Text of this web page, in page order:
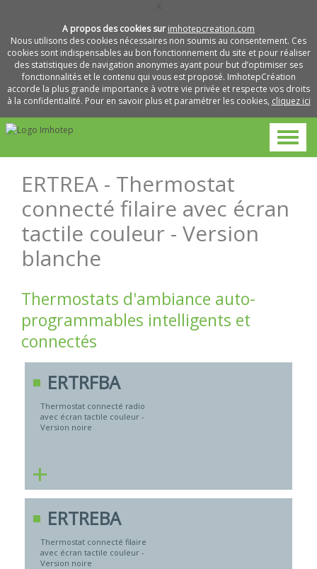
A propos des cookies sur imhotepcreation.com
Nous utilisons des cookies nécessaires non soumis au consentement. Ces
cookies sont indispensables au bon fonctionnement du site et pour réaliser
des statistiques de navigation anonymes ayant pour but d’optimiser ses
fonctionnalités et le contenu qui vous est proposé. ImhotepCréation
accorde la plus grande importance à votre vie privée et respecte vos droits
à la confidentialité. Pour en savoir plus et paramétrer les cookies, cliquez ici
ERTREA - Thermostat
connecté filaire avec écran
tactile couleur - Version
blanche
Thermostats d'ambiance auto-
programmables intelligents et
connectés
ERTRFBA
Thermostat connecté radio
avec écran tactile couleur -
Version noire
+
ERTREBA
Thermostat connecté filaire
avec écran tactile couleur -
Version noire